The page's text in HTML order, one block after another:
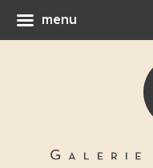
menu